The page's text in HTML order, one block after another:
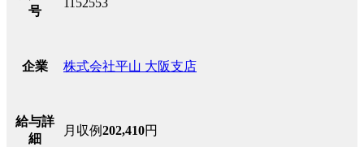
号
1152553
企業 株式会社平山 大阪支店
給与詳
細
月収例202,410円